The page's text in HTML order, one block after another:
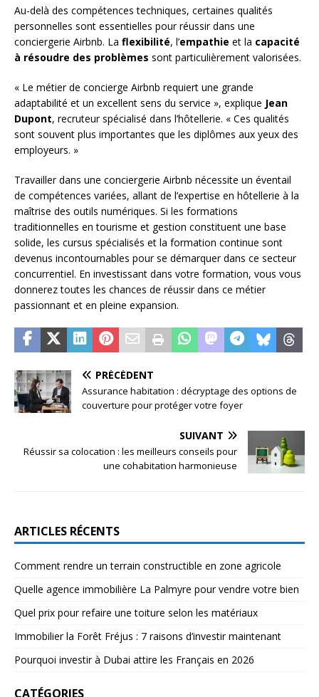
Au-delà des compétences techniques, certaines qualités
personnelles sont essentielles pour réussir dans une
conciergerie Airbnb. La flexibilité, l’empathie et la capacité
à résoudre des problèmes sont particulièrement valorisées.
« Le métier de concierge Airbnb requiert une grande
adaptabilité et un excellent sens du service », explique Jean
Dupont, recruteur spécialisé dans l’hôtellerie. « Ces qualités
sont souvent plus importantes que les diplômes aux yeux des
employeurs. »
Travailler dans une conciergerie Airbnb nécessite un éventail
de compétences variées, allant de l’expertise en hôtellerie à la
maîtrise des outils numériques. Si les formations
traditionnelles en tourisme et gestion constituent une base
solide, les cursus spécialisés et la formation continue sont
devenus incontournables pour se démarquer dans ce secteur
concurrentiel. En investissant dans votre formation, vous vous
donnerez toutes les chances de réussir dans ce métier
passionnant et en pleine expansion.
PRÉCÉDENT
Assurance habitation : décryptage des options de
couverture pour protéger votre foyer
SUIVANT
Réussir sa colocation : les meilleurs conseils pour
une cohabitation harmonieuse
ARTICLES RÉCENTS
Comment rendre un terrain constructible en zone agricole
Quelle agence immobilière La Palmyre pour vendre votre bien
Quel prix pour refaire une toiture selon les matériaux
Immobilier la Forêt Fréjus : 7 raisons d’investir maintenant
Pourquoi investir à Dubai attire les Français en 2026
CATÉGORIES